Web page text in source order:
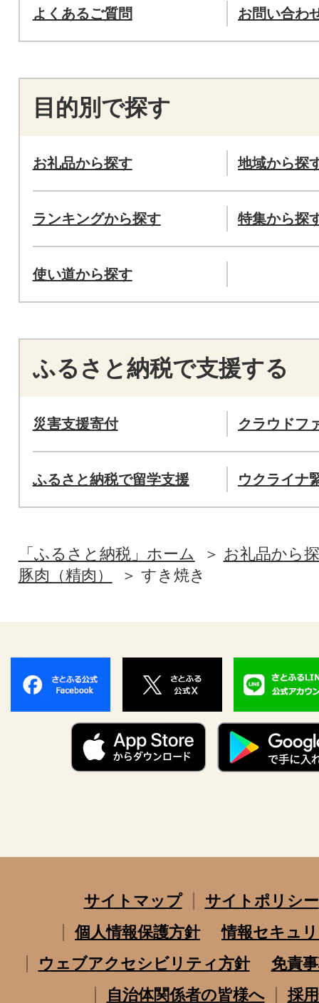
よくあるご質問 お問い合わ
目的別で探す
お礼品から探す 地域から探
ランキングから探す 特集から探
使い道から探す
ふるさと納税で支援する
災害支援寄付 クラウドフ
ふるさと納税で留学支援 ウクライナ
「ふるさと納税」ホーム
お礼品から
豚肉（精肉）
すき焼き
サイトマップ
サイトポリシー
個人情報保護方針
情報セキュ
ウェブアクセシビリティ方針
免責
自治体関係者の皆様へ
採